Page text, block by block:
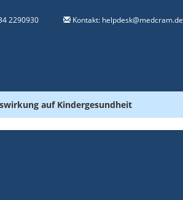
2290930 Kontakt: helpdesk@medcram.de
auf Kindergesundheit